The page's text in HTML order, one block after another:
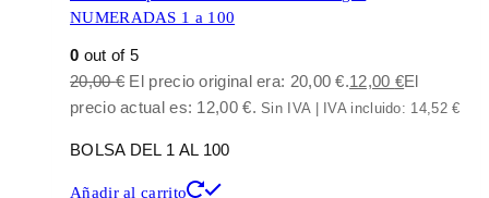
NUMERADAS 1 a 100
0 out of 5
20,00€ El precio original era: 20,00 €.12,00 €El
precio actual es: 12,00 €. Sin IVA | IVA incluido: 14,52€
BOLSA DEL 1 AL 100
Añadir al carrito